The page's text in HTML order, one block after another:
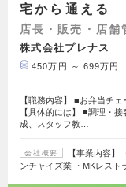
宅から通える
店長・販売・店舗
株式会社プレナス
450万円 ～ 699万円
【職務内容】 ■お弁当チ
【具体的には】 ■調理・
成、スタッフ教…
会社概要
【事業内容】
ンチャイズ業 ・MKレスト